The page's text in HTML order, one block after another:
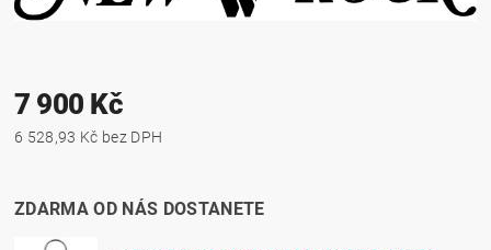
7 900 Kč
6 528,93 Kč bez DPH
ZDARMA OD NÁS DOSTANETE